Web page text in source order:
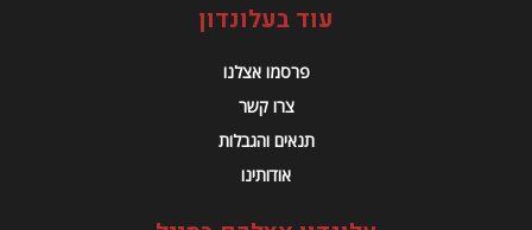
עוד בעלונדון
פרסמו אצלנו
צרו קשר
תנאים והגבלות
אודותינו